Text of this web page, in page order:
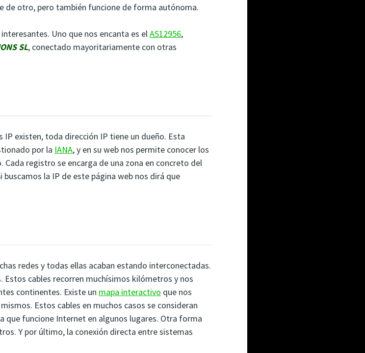
de otro, pero también funcione de forma autónoma.
Uno que nos encanta es elAS12956,
SL, conectado mayoritariamente con otras
IP existen, toda dirección IP tiene un dueño. Esta
por la IANA, y en su web nos permite conocer los
Cada registro se encarga de una zona en concreto del
buscamos la IP de este página web nos dirá que
redes y todas ellas acaban estando interconectadas.
Estos cables recorren muchísimos kilómetros y nos
continentes. Existe un mapa interactivo que nos
Estos cables en muchos casos se consideran
que funcione Internet en algunos lugares. Otra forma
Y por último, la conexión directa entre sistemas